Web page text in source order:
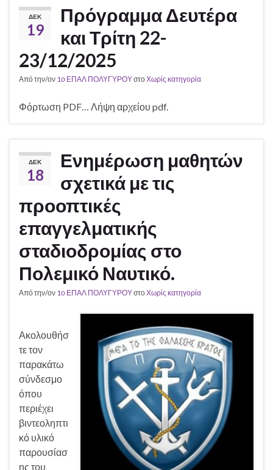
ΔΕΚ
19
Πρόγραμμα Δευτέρα
και Τρίτη 22-
23/12/2025
Από την/ον 1ο ΕΠΑΛ ΠΟΛΥΓΥΡΟΥστοΧωρίς κατηγορία
Φόρτωση PDF… Λήψη αρχείου pdf.
ΔΕΚ
18
Ενημέρωση μαθητών
σχετικά με τις
προοπτικές
επαγγελματικής
σταδιοδρομίας στο
Πολεμικό Ναυτικό.
Από την/ον 1ο ΕΠΑΛ ΠΟΛΥΓΥΡΟΥστοΧωρίς κατηγορία
Ακολουθήσ
τε τον
παρακάτω
σύνδεσμο
όπου
περιέχει
βιντεοληπτι
κό υλικό
παρουσίασ
ης του